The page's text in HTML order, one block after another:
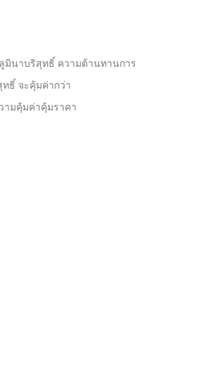
มินาบริสุทธิ์ ความต้านทานการ
ทธิ์ จะคุ้มค่ากว่า
ามคุ้มค่าคุ้มราคา